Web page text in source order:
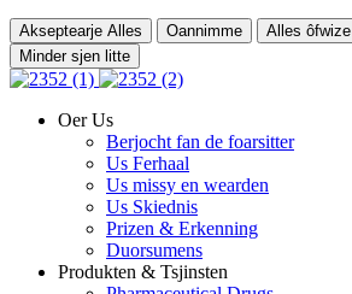
Akseptearje Alles Oannimme Alles ôfwize
Minder sjen litte
Oer Us
Berjocht fan de foarsitter
Us Ferhaal
Us missy en wearden
Us Skiednis
Prizen & Erkenning
Duorsumens
Produkten & Tsjinsten